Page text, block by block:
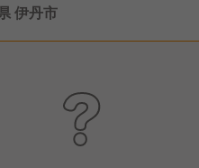
伊丹市